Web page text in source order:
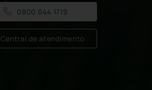
0800 644 1719
Central de atendimento